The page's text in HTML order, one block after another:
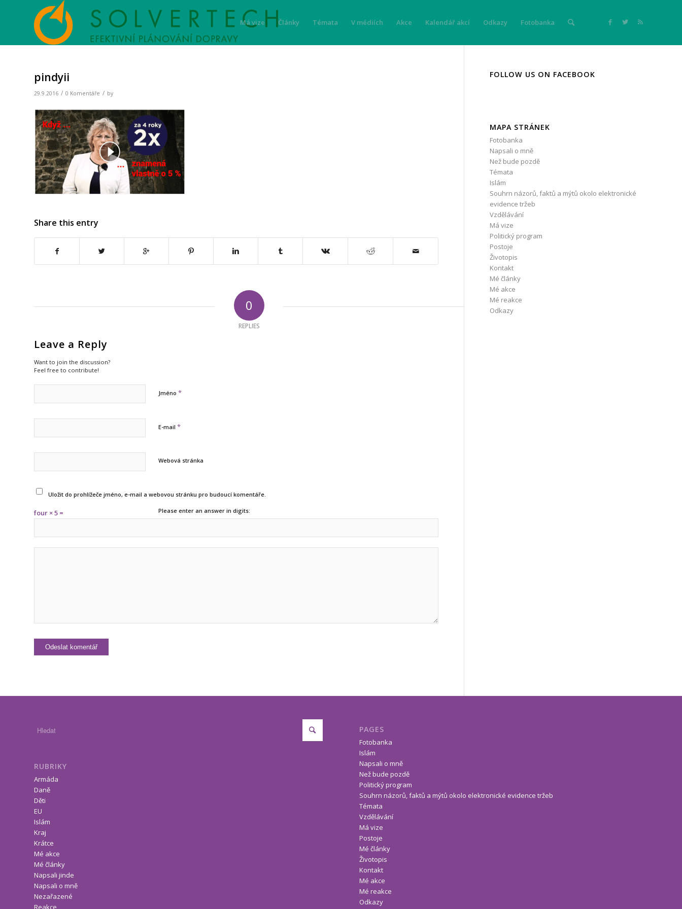
Má vize Články Témata V médiích Akce Kalendář akcí Odkazy Fotobanka
pindyii
29.9.2016 / 0 Komentáře / by
Share this entry
0
REPLIES
Leave a Reply
Want to join the discussion?
Feel free to contribute!
Jméno *
E-mail *
Webová stránka
Uložit do prohlížeče jméno, e-mail a webovou stránku pro budoucí komentáře.
Please enter an answer in digits:
four × 5 =
FOLLOW US ON FACEBOOK
MAPA STRÁNEK
Fotobanka
Napsali o mně
Než bude pozdě
Témata
Islám
Souhrn názorů, faktů a mýtů okolo elektronické
evidence tržeb
Vzdělávání
Má vize
Politický program
Postoje
Životopis
Kontakt
Mé články
Mé akce
Mé reakce
Odkazy
RUBRIKY
Armáda
Daně
Děti
EU
Islám
Kraj
Krátce
Mé akce
Mé články
Napsali jinde
Napsali o mně
Nezařazené
Reakce
PAGES
Fotobanka
Islám
Napsali o mně
Než bude pozdě
Politický program
Souhrn názorů, faktů a mýtů okolo elektronické evidence tržeb
Témata
Vzdělávání
Má vize
Postoje
Mé články
Životopis
Kontakt
Mé akce
Mé reakce
Odkazy